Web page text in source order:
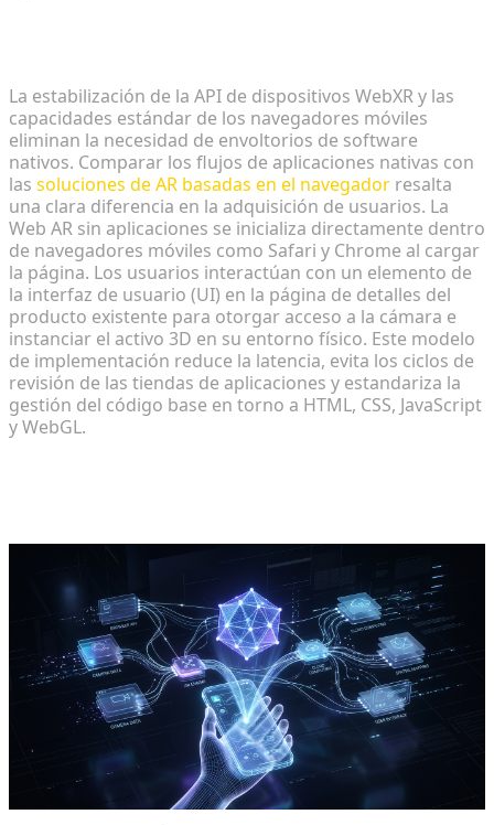
La estabilización de la API de dispositivos WebXR y las
capacidades estándar de los navegadores móviles
eliminan la necesidad de envoltorios de software
nativos. Comparar los flujos de aplicaciones nativas con
las soluciones de AR basadas en el navegador resalta
una clara diferencia en la adquisición de usuarios. La
Web AR sin aplicaciones se inicializa directamente dentro
de navegadores móviles como Safari y Chrome al cargar
la página. Los usuarios interactúan con un elemento de
la interfaz de usuario (UI) en la página de detalles del
producto existente para otorgar acceso a la cámara e
instanciar el activo 3D en su entorno físico. Este modelo
de implementación reduce la latencia, evita los ciclos de
revisión de las tiendas de aplicaciones y estandariza la
gestión del código base en torno a HTML, CSS, JavaScript
y WebGL.